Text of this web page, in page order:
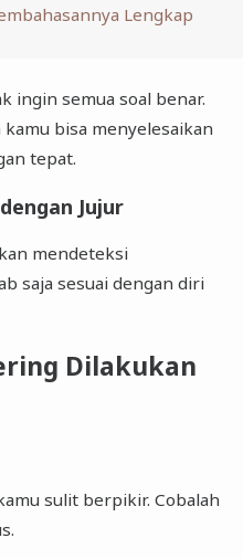
Lengkap
ingin semua soal benar.
bisa menyelesaikan
tepat.
Jujur
mendeteksi
saja sesuai dengan diri
Dilakukan
sulit berpikir. Cobalah